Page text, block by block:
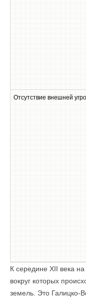
Отсутствие внешней
К середине XII века
вокруг которых
земель. Это Галицко-